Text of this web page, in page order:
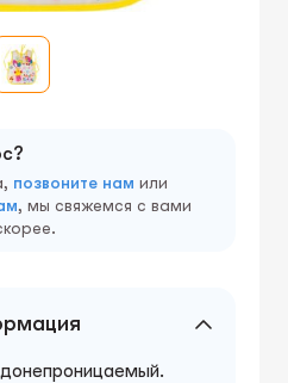
позвоните нам или
, мы свяжемся с вами